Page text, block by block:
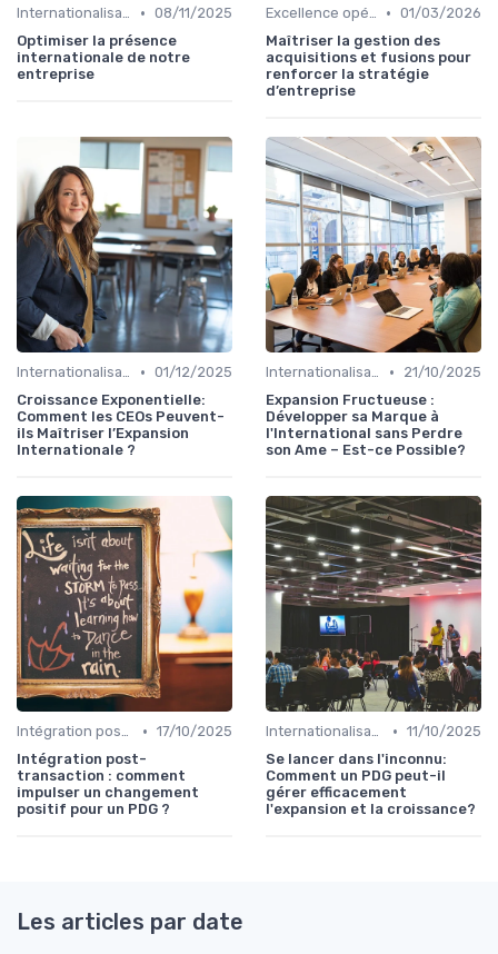
Internationalisation & expansion • 08/11/2025
Optimiser la présence
internationale de notre
entreprise
Excellence opérationnelle • 01/03/2026
Maîtriser la gestion des
acquisitions et fusions pour
renforcer la stratégie
d’entreprise
Internationalisation & expansion • 01/12/2025
Croissance Exponentielle:
Comment les CEOs Peuvent-
ils Maîtriser l’Expansion
Internationale ?
Internationalisation & expansion •
21/10/2025
Expansion Fructueuse :
Développer sa Marque à
l'International sans Perdre
son Ame – Est-ce Possible?
Intégration post-acquisition • 17/10/2025
Intégration post-
transaction : comment
impulser un changement
positif pour un PDG ?
Internationalisation & expansion • 11/10/2025
Se lancer dans l'inconnu:
Comment un PDG peut-il
gérer efficacement
l'expansion et la croissance?
Les articles par date